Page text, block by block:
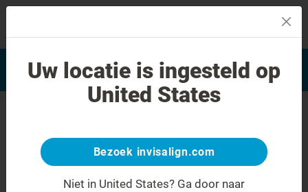
Hodnocení úsměvu
Najít poskytovatele léčby
Invisalign
Chyba 404
Přestaňte se mračit
Tato stránka není k dispozici, ale ostatní
Uw locatie is ingesteld op
United States
Bezoek invisalign.com
Niet in United States? Ga door naar